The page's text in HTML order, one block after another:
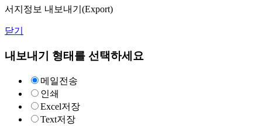
서지정보 내보내기(Export)
닫기
내보내기 형태를 선택하세요
메일전송
인쇄
Excel저장
Text저장